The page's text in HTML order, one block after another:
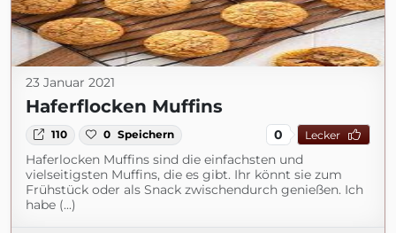
23 Januar 2021
Haferflocken Muffins
110 0 Speichern 0 Lecker
Haferlocken Muffins sind die einfachsten und
vielseitigsten Muffins, die es gibt. Ihr könnt sie zum
Frühstück oder als Snack zwischendurch genießen. Ich
habe (...)